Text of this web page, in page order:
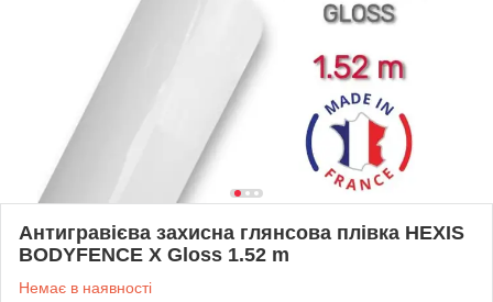
Антигравієва захисна глянсова плівка HEXIS
BODYFENCE X Gloss 1.52 m
Немає в наявності